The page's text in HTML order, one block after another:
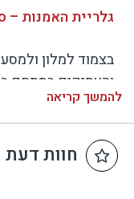
גלריית האמנות
בצמוד למלון
והעתיקים במתחם
מרחב תרבותי חם
ורגש אנושי עמוק.
הגלריה נוסדה על-
שורשית במטולה,
להמשך קריאה
חוות דעת